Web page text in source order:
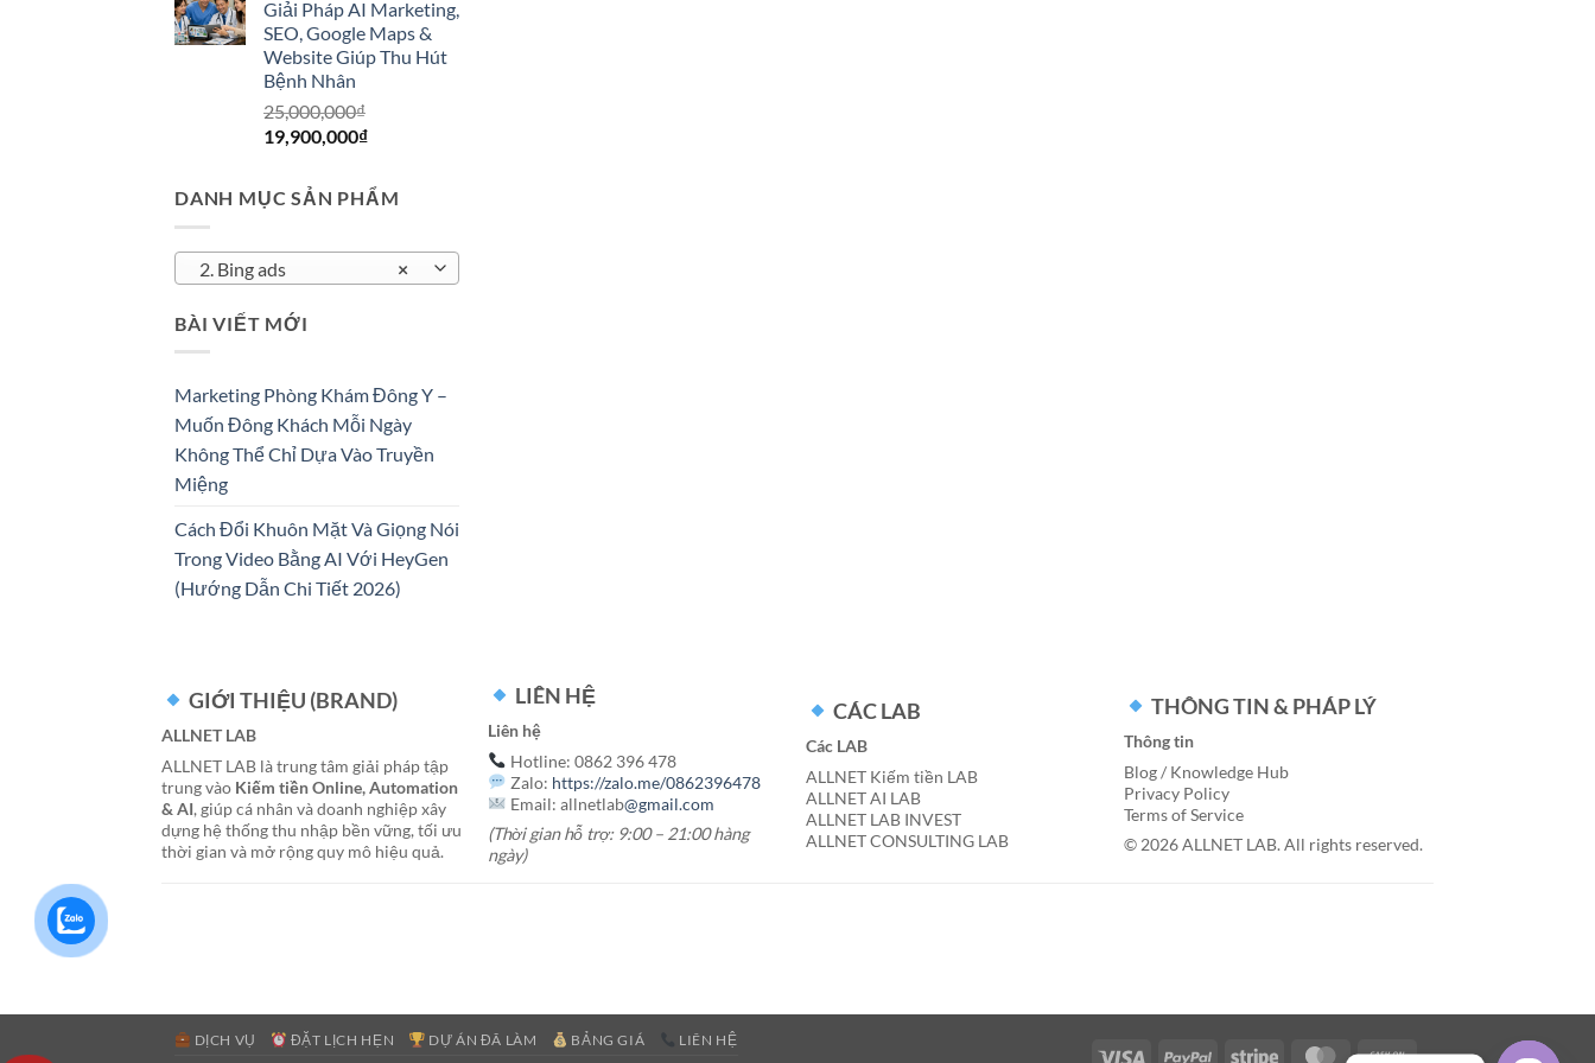
30,000,000₫.là:
4,900,000₫.
Giải Pháp AI Marketing,
SEO, Google Maps &
Website Giúp Thu Hút
Bệnh Nhân
25,000,000₫
Giá
25,000,000₫.
19,900,000₫Giá
tại
là:
DANH MỤC SẢN PHẨM
×
2. Bing ads
BÀI VIẾT MỚI
Marketing Phòng Khám Đông Y –
Muốn Đông Khách Mỗi Ngày
Không Thể Chỉ Dựa Vào Truyền
Miệng
Cách Đổi Khuôn Mặt Và Giọng Nói
Trong Video Bằng AI Với HeyGen
(Hướng Dẫn Chi Tiết 2026)
GIỚI THIỆU (BRAND)
ALLNET LAB
ALLNET LAB là trung tâm giải pháp tập
trung vào Kiếm tiền Online, Automation
& AI, giúp cá nhân và doanh nghiệp xây
dựng hệ thống thu nhập bền vững, tối ưu
thời gian và mở rộng quy mô hiệu quả.
LIÊN HỆ
Liên hệ
Hotline: 0862 396 478
Zalo: https://zalo.me/0862396478
Email: allnetlab@gmail.com
(Thời gian hỗ trợ: 9:00 – 21:00 hàng
ngày)
CÁC LAB
Các LAB
ALLNET Kiếm tiền LAB
ALLNET AI LAB
ALLNET LAB INVEST
ALLNET CONSULTING LAB
THÔNG TIN & PHÁP LÝ
Thông tin
Blog / Knowledge Hub
Privacy Policy
Terms of Service
© 2026 ALLNET LAB. All rights reserved.
Visa PayPal Stripe MasterCard
Cash
DỊCH VỤ ĐẶT LỊCH HẸN DỰ ÁN ĐÃ LÀM BẢNG GIÁ LIÊN HỆ